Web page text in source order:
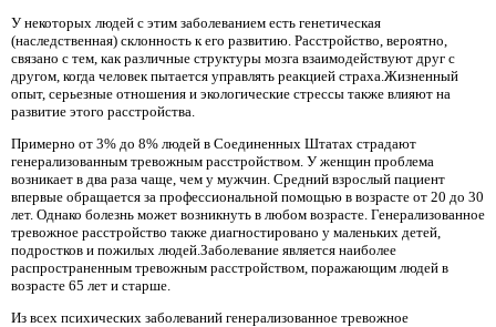
У некоторых людей с этим заболеванием есть генетическая
(наследственная) склонность к его развитию. Расстройство, вероятно,
связано с тем, как различные структуры мозга взаимодействуют друг с
другом, когда человек пытается управлять реакцией страха.Жизненный
опыт, серьезные отношения и экологические стрессы также влияют на
развитие этого расстройства.
Примерно от 3% до 8% людей в Соединенных Штатах страдают
генерализованным тревожным расстройством. У женщин проблема
возникает в два раза чаще, чем у мужчин. Средний взрослый пациент
впервые обращается за профессиональной помощью в возрасте от 20 до 30
лет. Однако болезнь может возникнуть в любом возрасте. Генерализованное
тревожное расстройство также диагностировано у маленьких детей,
подростков и пожилых людей.Заболевание является наиболее
распространенным тревожным расстройством, поражающим людей в
возрасте 65 лет и старше.
Из всех психических заболеваний генерализованное тревожное